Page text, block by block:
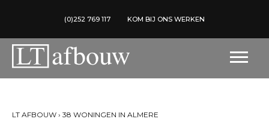
(0)252 769 117 KOM BIJ ONS WERKEN
LT AFBOUW › 38 WONINGEN IN ALMERE